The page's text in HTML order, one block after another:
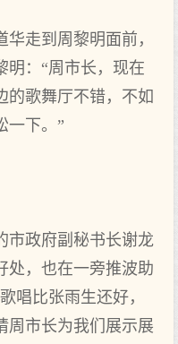
走到周黎明面前，
明：“周市长，现在
的歌舞厅不错，不如
一下。”
政府副秘书长谢龙
处，也在一旁推波助
唱比张雨生还好，
周市长为我们展示展